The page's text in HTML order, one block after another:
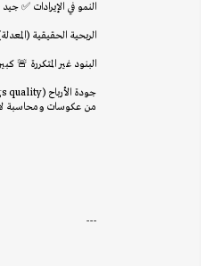
النمو في الإيرادات ✅ جيد
الربحية الحقيقية
البنود غير المتكررة 🚨
من عكوسات ومحاسبة
---